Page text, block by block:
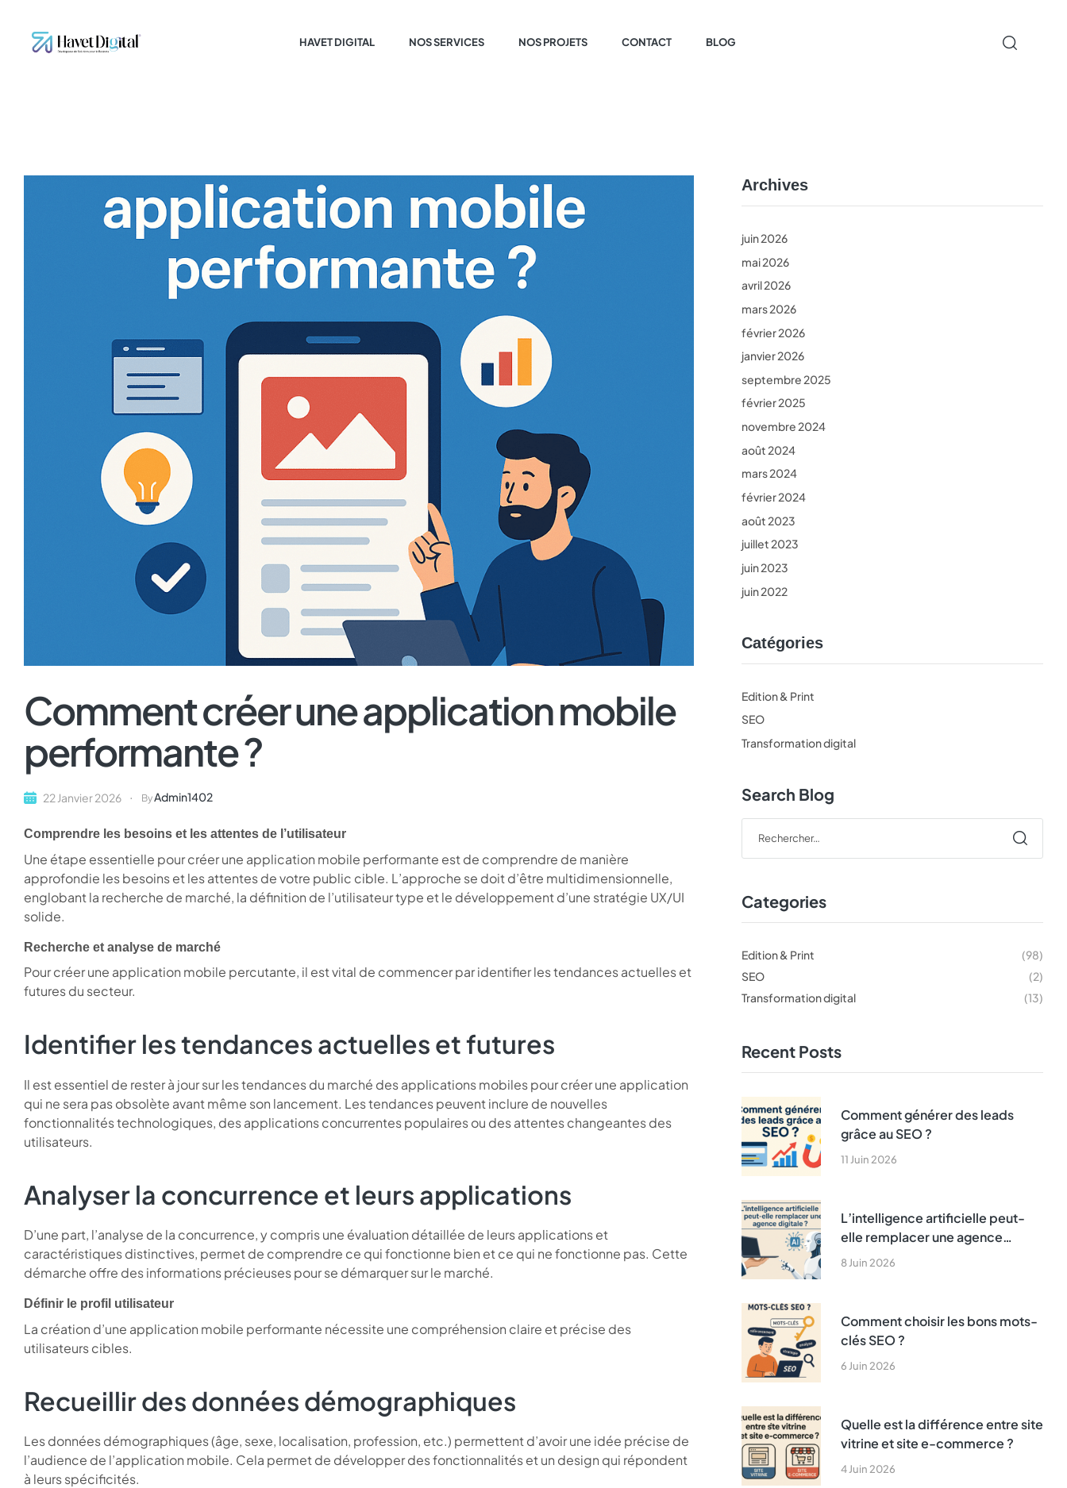
HAVET DIGITAL NOS SERVICES NOS PROJETS CONTACT BLOG
Comment créer une application mobile
performante ?
22 Janvier 2026 ByAdmin1402
Comprendre les besoins et les attentes de l’utilisateur
Une étape essentielle pour créer une application mobile performante est de comprendre de manière
approfondie les besoins et les attentes de votre public cible. L’approche se doit d’être multidimensionnelle,
englobant la recherche de marché, la définition de l’utilisateur type et le développement d’une stratégie UX/UI
solide.
Recherche et analyse de marché
Pour créer une application mobile percutante, il est vital de commencer par identifier les tendances actuelles et
futures du secteur.
Identifier les tendances actuelles et futures
Il est essentiel de rester à jour sur les tendances du marché des applications mobiles pour créer une application
qui ne sera pas obsolète avant même son lancement. Les tendances peuvent inclure de nouvelles
fonctionnalités technologiques, des applications concurrentes populaires ou des attentes changeantes des
utilisateurs.
Analyser la concurrence et leurs applications
D’une part, l’analyse de la concurrence, y compris une évaluation détaillée de leurs applications et
caractéristiques distinctives, permet de comprendre ce qui fonctionne bien et ce qui ne fonctionne pas. Cette
démarche offre des informations précieuses pour se démarquer sur le marché.
Définir le profil utilisateur
La création d’une application mobile performante nécessite une compréhension claire et précise des
utilisateurs cibles.
Recueillir des données démographiques
Les données démographiques (âge, sexe, localisation, profession, etc.) permettent d’avoir une idée précise de
l’audience de l’application mobile. Cela permet de développer des fonctionnalités et un design qui répondent
à leurs spécificités.
Archives
juin 2026
mai 2026
avril 2026
mars 2026
février 2026
janvier 2026
septembre 2025
février 2025
novembre 2024
août 2024
mars 2024
février 2024
août 2023
juillet 2023
juin 2023
juin 2022
Catégories
Edition & Print
SEO
Transformation digital
Search Blog
Categories
Edition & Print
(98)
SEO
(2)
Transformation digital
(13)
Recent Posts
11 Juin 2026
Comment générer des leads
grâce au SEO ?
8 Juin 2026
L’intelligence artificielle peut-
elle remplacer une agence
digitale ?
6 Juin 2026
Comment choisir les bons mots-
clés SEO ?
4 Juin 2026
Quelle est la différence entre site
vitrine et site e-commerce ?